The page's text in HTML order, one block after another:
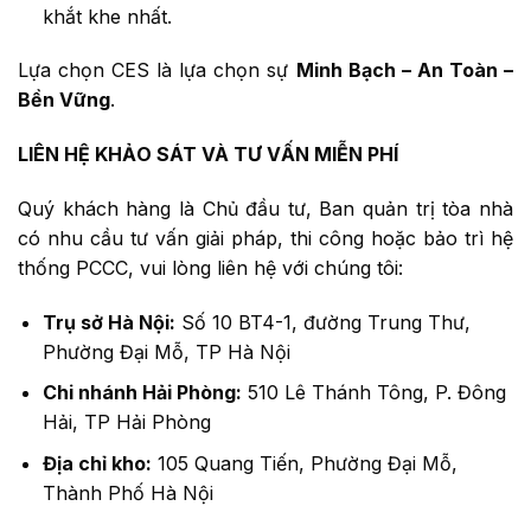
khắt khe nhất.
Lựa chọn CES là lựa chọn sự Minh Bạch – An Toàn –
Bền Vững.
LIÊN HỆ KHẢO SÁT VÀ TƯ VẤN MIỄN PHÍ
Quý khách hàng là Chủ đầu tư, Ban quản trị tòa nhà
có nhu cầu tư vấn giải pháp, thi công hoặc bảo trì hệ
thống PCCC, vui lòng liên hệ với chúng tôi:
Trụ sở Hà Nội: Số 10 BT4-1, đường Trung Thư,
Phường Đại Mỗ, TP Hà Nội
Chi nhánh Hải Phòng: 510 Lê Thánh Tông, P. Đông
Hải, TP Hải Phòng
Địa chỉ kho: 105 Quang Tiến, Phường Đại Mỗ,
Thành Phố Hà Nội